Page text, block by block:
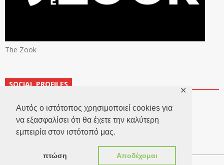
Αυτός ο ιστότοπος χρησιμοποιεί cookies για
να εξασφαλίσει ότι θα έχετε την καλύτερη
εμπειρία στον ιστότοπό μας.
πτώση Αποδέχομαι
✕
The Zook
SOCIAL PROFILES